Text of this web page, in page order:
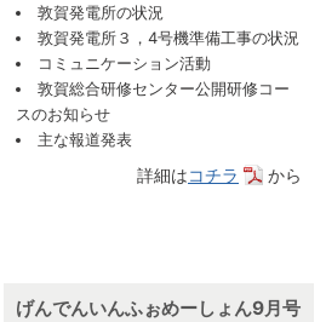
敦賀発電所の状況
敦賀発電所３，4号機準備工事の状況
コミュニケーション活動
敦賀総合研修センター公開研修コー
スのお知らせ
主な報道発表
詳細はコチラ から
げんでんいんふぉめーしょん9月号